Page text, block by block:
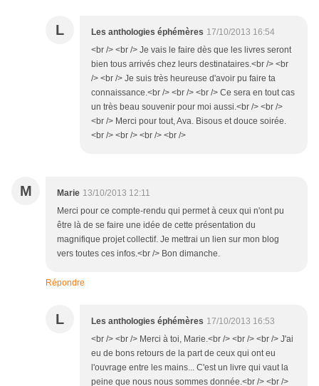
L Les anthologies éphémères 17/10/2013 16:54
<br /> <br /> Je vais le faire dès que les livres seront
bien tous arrivés chez leurs destinataires.<br /> <br
/> <br /> Je suis très heureuse d'avoir pu faire ta
connaissance.<br /> <br /> <br /> Ce sera en tout cas
un très beau souvenir pour moi aussi.<br /> <br />
<br /> Merci pour tout, Ava. Bisous et douce soirée.
<br /> <br /> <br /> <br />
M Marie 13/10/2013 12:11
Merci pour ce compte-rendu qui permet à ceux qui n'ont pu
être là de se faire une idée de cette présentation du
magnifique projet collectif. Je mettrai un lien sur mon blog
vers toutes ces infos.<br /> Bon dimanche.
Répondre
L Les anthologies éphémères 17/10/2013 16:53
<br /> <br /> Merci à toi, Marie.<br /> <br /> <br /> J'ai
eu de bons retours de la part de ceux qui ont eu
l'ouvrage entre les mains... C'est un livre qui vaut la
peine que nous nous sommes donnée.<br /> <br />